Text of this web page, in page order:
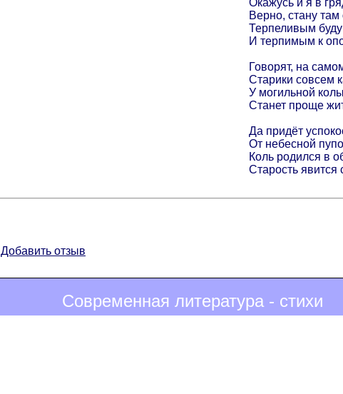
Верно, стану
Терпеливым
И терпимым к
Говорят, на
Старики совсем
У могильной
Станет проще
Да придёт
От небесной
Коль родился в
Старость явится
Добавить отзыв
Современная литература - стихи